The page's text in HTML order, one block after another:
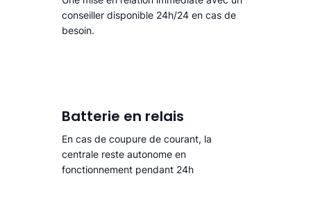
conseiller disponible 24h/24 en cas de
besoin.
Batterie en relais
En cas de coupure de courant, la
centrale reste autonome en
fonctionnement pendant 24h